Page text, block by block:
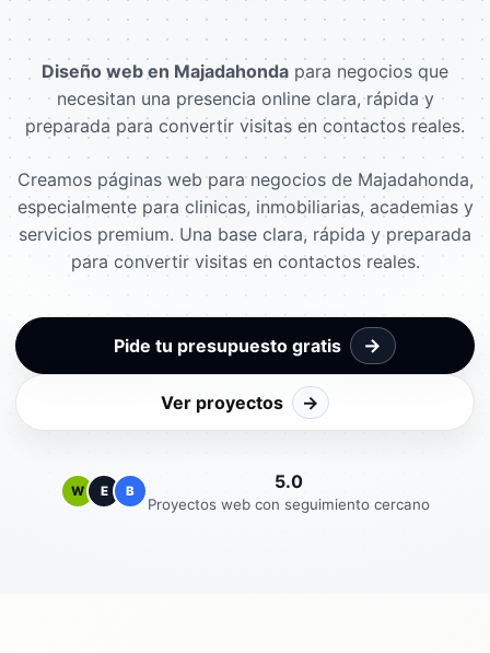
Diseño web en Majadahonda para negocios que
necesitan una presencia online clara, rápida y
preparada para convertir visitas en contactos reales.
Creamos páginas web para negocios de Majadahonda,
especialmente para clinicas, inmobiliarias, academias y
servicios premium. Una base clara, rápida y preparada
para convertir visitas en contactos reales.
Pide tu presupuesto gratis →
Ver proyectos →
W E B 5.0
Proyectos web con seguimiento cercano